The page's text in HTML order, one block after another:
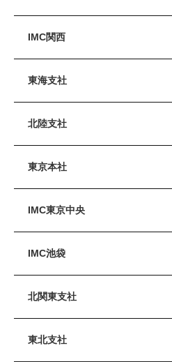
IMC関西
東海支社
北陸支社
東京本社
IMC東京中央
IMC池袋
北関東支社
東北支社